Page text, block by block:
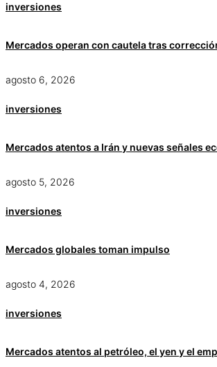
inversiones
Mercados operan con cautela tras
agosto 6, 2026
inversiones
Mercados atentos a Irán y nuevas señales
agosto 5, 2026
inversiones
Mercados globales toman impulso
agosto 4, 2026
inversiones
Mercados atentos al petróleo, el yen y el